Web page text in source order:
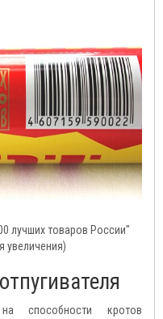
лучших товаров России"
увеличения)
способности кротов